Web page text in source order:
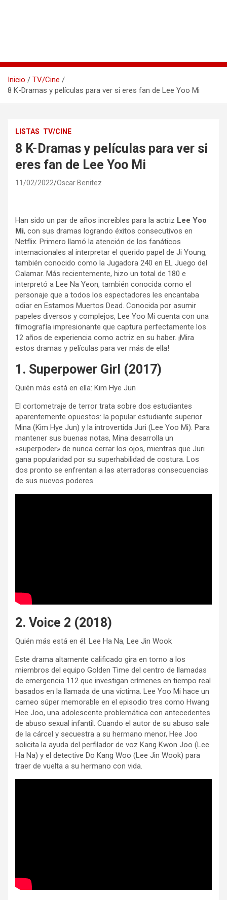
Inicio
TV/Cine
8 K-Dramas y películas para ver si eres fan de Lee Yoo Mi
LISTAS TV/CINE
8 K-Dramas y películas para ver si
eres fan de Lee Yoo Mi
11/02/2022 Oscar Benitez
Han sido un par de años increíbles para la actriz Lee Yoo
Mi, con sus dramas logrando éxitos consecutivos en
Netflix. Primero llamó la atención de los fanáticos
internacionales al interpretar el querido papel de Ji Young,
también conocido como la Jugadora 240 en EL Juego del
Calamar. Más recientemente, hizo un total de 180 e
interpretó a Lee Na Yeon, también conocida como el
personaje que a todos los espectadores les encantaba
odiar en Estamos Muertos Dead. Conocida por asumir
papeles diversos y complejos, Lee Yoo Mi cuenta con una
filmografía impresionante que captura perfectamente los
12 años de experiencia como actriz en su haber. ¡Mira
estos dramas y películas para ver más de ella!
1. Superpower Girl (2017)
Quién más está en ella: Kim Hye Jun
El cortometraje de terror trata sobre dos estudiantes
aparentemente opuestos: la popular estudiante superior
Mina (Kim Hye Jun) y la introvertida Juri (Lee Yoo Mi). Para
mantener sus buenas notas, Mina desarrolla un
«superpoder» de nunca cerrar los ojos, mientras que Juri
gana popularidad por su superhabilidad de costura. Los
dos pronto se enfrentan a las aterradoras consecuencias
de sus nuevos poderes.
2. Voice 2 (2018)
Quién más está en él: Lee Ha Na, Lee Jin Wook
Este drama altamente calificado gira en torno a los
miembros del equipo Golden Time del centro de llamadas
de emergencia 112 que investigan crímenes en tiempo real
basados ​​en la llamada de una víctima. Lee Yoo Mi hace un
cameo súper memorable en el episodio tres como Hwang
Hee Joo, una adolescente problemática con antecedentes
de abuso sexual infantil. Cuando el autor de su abuso sale
de la cárcel y secuestra a su hermano menor, Hee Joo
solicita la ayuda del perfilador de voz Kang Kwon Joo (Lee
Ha Na) y el detective Do Kang Woo (Lee Jin Wook) para
traer de vuelta a su hermano con vida.